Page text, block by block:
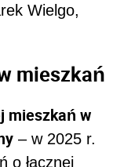
Wielgo,
mieszkań
mieszkań w
– w 2025 r.
o łącznej